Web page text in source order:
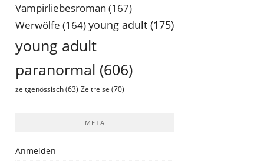
Vampirliebesroman (167)
Werwölfe (164)young adult (175)
young adult
paranormal (606)
zeitgenössisch (63) Zeitreise (70)
META
Anmelden